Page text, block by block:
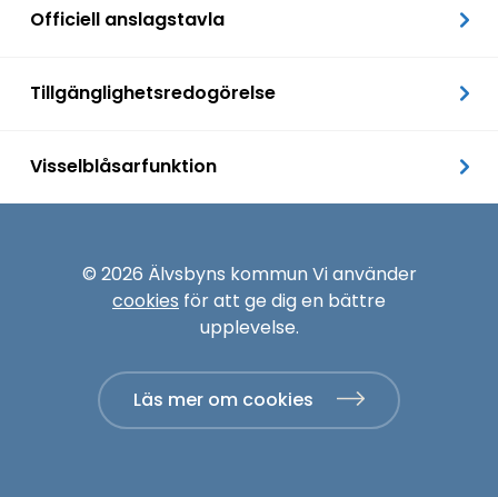
Officiell anslagstavla
Tillgänglighetsredogörelse
Visselblåsarfunktion
© 2026 Älvsbyns kommun Vi använder
cookies för att ge dig en bättre
upplevelse.
Läs mer om cookies